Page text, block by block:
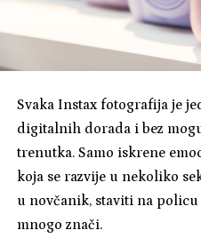
Svaka Instax fotografija je
digitalnih dorada i bez
trenutka. Samo iskrene
koja se razvije u nekoliko
u novčanik, staviti na
mnogo znači.